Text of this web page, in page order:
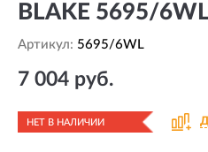
BLAKE 5695/
Артикул: 5695/6WL
7 004 руб.
НЕТ В НАЛИЧИИ